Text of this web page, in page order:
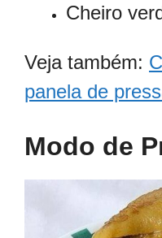
Cheiro
Veja também:
panela de
Modo de